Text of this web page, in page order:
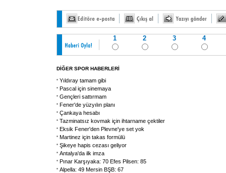
1 2 3 4
DİĞER SPOR HABERLERİ
Yıldıray tamam gibi
Pascal için sinemaya
Gençleri sattırmam
Fener'de yüzyılın planı
Çankaya hesabı
Tazminatsız kovmak için ihtarname çektiler
Eksik Fener'den Plevne'ye set yok
Martinez için takas formülü
Şikeye hapis cezası geliyor
Antalya'da ilk imza
Pınar Karşıyaka: 70 Efes Pilsen: 85
Alpella: 49 Mersin BŞB: 67